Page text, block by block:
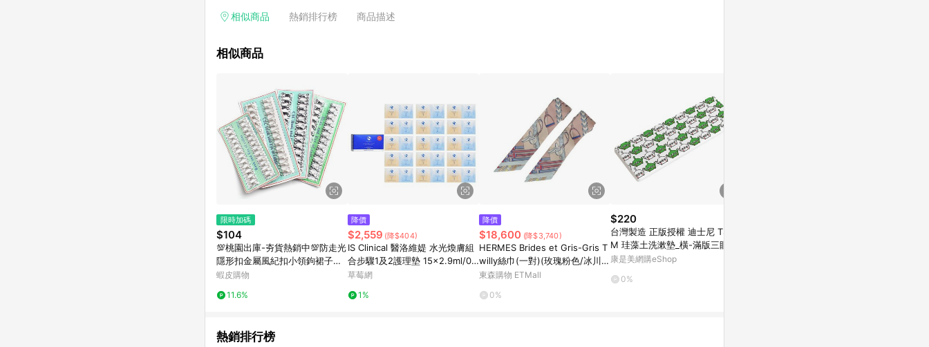
Yahoo超贈點回饋者 - 購物中心商店之商品：商品賣場中有標示「商店」及顯示商店名稱者(指定活動店家除外) 3. 訂
相似商品 熱銷排行榜 商品描述
相似商品
限時加碼
$104
💯桃園出庫-夯貨熱銷中💯防走光
隱形扣金屬風紀扣小領鉤裙子勾
扣內衣掛鉤衣服暗釦毛衣領釦
蝦皮購物
11.6%
降價
$2,559 (降$404)
IS Clinical 醫洛維媞 水光煥膚組
合步驟1及2護理墊 15x2.9ml/0.
098-保濕及護理
草莓網
1%
降價
$18,600 (降$3,740)
HERMES Brides et Gris-Gris T
willy絲巾(一對)(玫瑰粉色/冰川
藍/紅色)
東森購物 ETMall
0%
$220
台灣製造 正版授權 迪士尼 TSU
M 珪藻土洗漱墊_橫-滿版三眼怪_
廠商直送
康是美網購eShop
0%
熱銷排行榜